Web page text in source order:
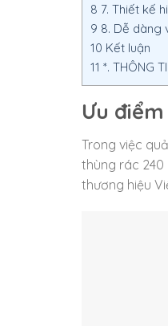
8 7. Thiết kế
9 8. Dễ dàng
10 Kết luận
11 *. THÔNG
Ưu
Trong việc
thùng rác 240
thương hiệu